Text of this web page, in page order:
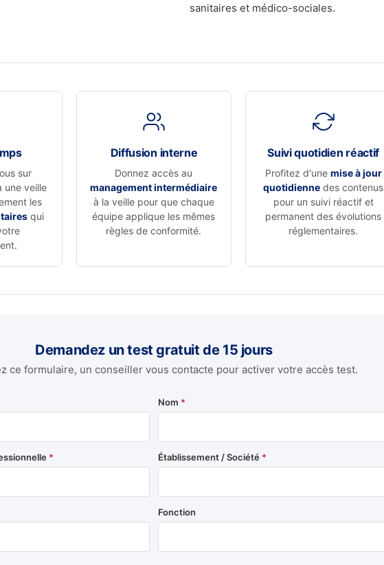
sanitaires et médico-sociales.
sur
une veille
les
qui
Diffusion interne
Donnez accès au
management intermédiaire
à la veille pour que chaque
équipe applique les mêmes
règles de conformité.
Suivi quotidien réactif
Profitez d'une mise à jour
quotidienne des contenus
pour un suivi réactif et
permanent des évolutions
réglementaires.
Demandez un test gratuit de 15 jours
ce formulaire, un conseiller vous contacte pour activer votre accès test.
Nom *
* Établissement / Société *
Fonction